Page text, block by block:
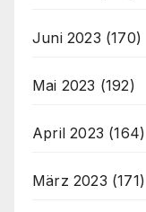
Juni 2023 (170)
Mai 2023 (192)
April 2023 (164)
März 2023 (171)